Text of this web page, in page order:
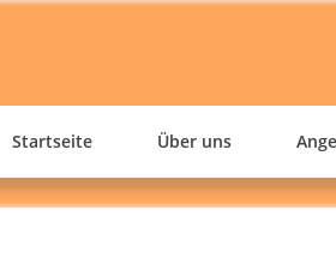
SÜDCLUB
Startseite Über uns